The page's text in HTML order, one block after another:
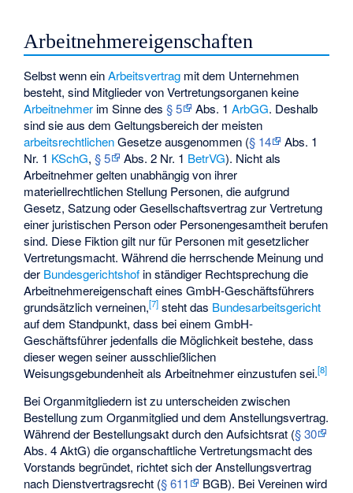
Arbeitnehmereigenschaften
Selbst wenn einArbeitsvertrag mit dem Unternehmen
besteht, sind Mitglieder von Vertretungsorganen keine
Arbeitnehmer im Sinne des§ 5 Abs. 1ArbGG. Deshalb
sind sie aus dem Geltungsbereich der meisten
arbeitsrechtlichenGesetze ausgenommen (§ 14
Abs. 1
Nr. 1 KSchG,§ 5 Abs. 2 Nr. 1 BetrVG). Nicht als
Arbeitnehmer gelten unabhängig von ihrer
materiellrechtlichen Stellung Personen, die aufgrund
Gesetz, Satzung oder Gesellschaftsvertrag zur Vertretung
einer juristischen Person oder Personengesamtheit berufen
sind. Diese Fiktion gilt nur für Personen mit gesetzlicher
Vertretungsmacht. Während die herrschende Meinung und
der Bundesgerichtshof in ständiger Rechtsprechung die
Arbeitnehmereigenschaft eines GmbH-Geschäftsführers
grundsätzlich verneinen,[7] steht das Bundesarbeitsgericht
auf dem Standpunkt, dass bei einem GmbH-
Geschäftsführer jedenfalls die Möglichkeit bestehe, dass
dieser wegen seiner ausschließlichen
Weisungsgebundenheit als Arbeitnehmer einzustufen sei.[8]
Bei Organmitgliedern ist zu unterscheiden zwischen
Bestellung zum Organmitglied und dem Anstellungsvertrag.
Während der Bestellungsakt durch den Aufsichtsrat (§ 30
Abs. 4 AktG) die organschaftliche Vertretungsmacht des
Vorstands begründet, richtet sich der Anstellungsvertrag
nach Dienstvertragsrecht (§ 611
BGB). Bei Vereinen wird